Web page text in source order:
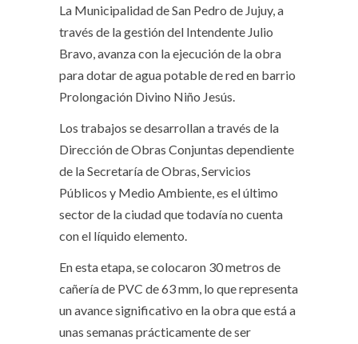
La Municipalidad de San Pedro de Jujuy, a
través de la gestión del Intendente Julio
Bravo, avanza con la ejecución de la obra
para dotar de agua potable de red en barrio
Prolongación Divino Niño Jesús.
Los trabajos se desarrollan a través de la
Dirección de Obras Conjuntas dependiente
de la Secretaría de Obras, Servicios
Públicos y Medio Ambiente, es el último
sector de la ciudad que todavía no cuenta
con el líquido elemento.
En esta etapa, se colocaron 30 metros de
cañería de PVC de 63 mm, lo que representa
un avance significativo en la obra que está a
unas semanas prácticamente de ser